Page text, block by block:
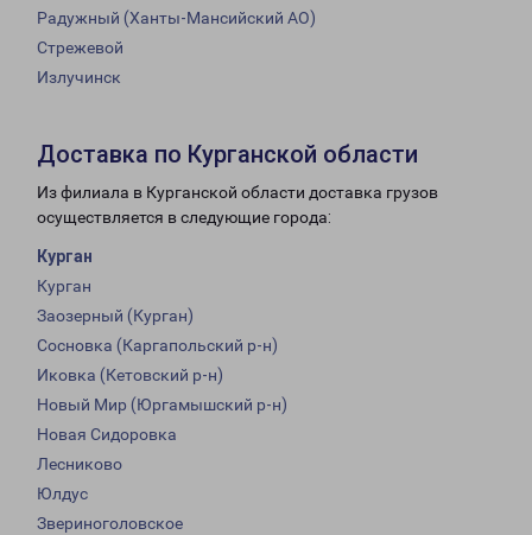
Радужный (Ханты-Мансийский АО)
Стрежевой
Излучинск
Доставка по Курганской области
Из филиала в Курганской области доставка грузов
осуществляется в следующие города:
Курган
Курган
Заозерный (Курган)
Сосновка (Каргапольский р-н)
Иковка (Кетовский р-н)
Новый Мир (Юргамышский р-н)
Новая Сидоровка
Лесниково
Юлдус
Звериноголовское